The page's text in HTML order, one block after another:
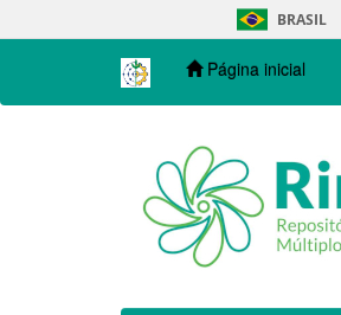
navigation
BRASIL
Página inicial